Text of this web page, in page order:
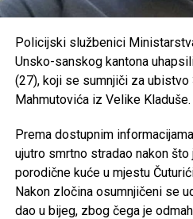
RK “Sana 7” –
OKK “Sana” –25.000 KM
SPD “Mulež” –15.000
SRD “Devet rijeka” –
AK “Sana” –10.000 KM
Fitness klub “Sana” –
Judo klub “Sanski Most”
javnom sektoru
https://antikorupcijausk.ba/V2/
javnom-sektoru/
Post
Tweet
Mail
Policijski službenici
Unsko-sanskog kantona
(27), koji se sumnjiči za
Mahmutovića iz Velike Kladuše.
Prema dostupnim
ujutro smrtno stradao nakon što
porodične kuće u mjestu
Nakon zločina osumnjičeni se
dao u bijeg, zbog čega je